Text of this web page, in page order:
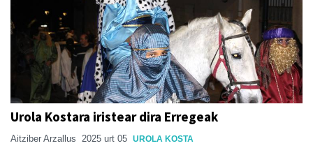
Urola Kostara iristear dira Erregeak
Aitziber Arzallus 2025 urt 05 UROLA KOSTA